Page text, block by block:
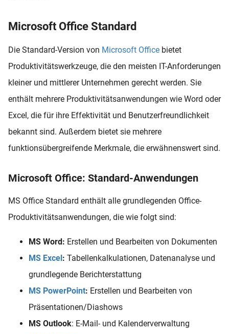
Microsoft Office Standard
Die Standard-Version von Microsoft Office bietet
Produktivitätswerkzeuge, die den meisten IT-Anforderungen
kleiner und mittlerer Unternehmen gerecht werden. Sie
enthält mehrere Produktivitätsanwendungen wie Word oder
Excel, die für ihre Effektivität und Benutzerfreundlichkeit
bekannt sind. Außerdem bietet sie mehrere
funktionsübergreifende Merkmale, die erwähnenswert sind.
Microsoft Office: Standard-Anwendungen
MS Office Standard enthält alle grundlegenden Office-
Produktivitätsanwendungen, die wie folgt sind:
MS Word: Erstellen und Bearbeiten von Dokumenten
MS Excel: Tabellenkalkulationen, Datenanalyse und
grundlegende Berichterstattung
MS PowerPoint: Erstellen und Bearbeiten von
Präsentationen/Diashows
MS Outlook: E-Mail- und Kalenderverwaltung